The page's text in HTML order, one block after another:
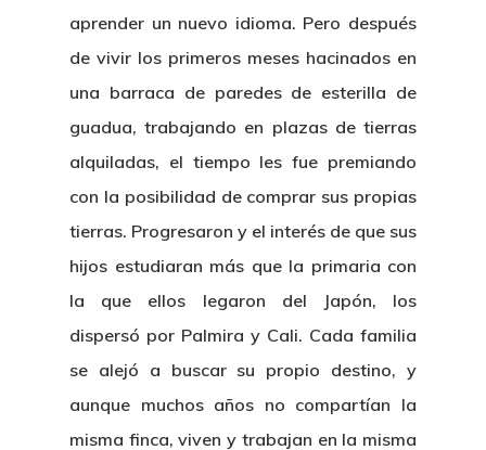
aprender un nuevo idioma. Pero después
de vivir los primeros meses hacinados en
una barraca de paredes de esterilla de
guadua, trabajando en plazas de tierras
alquiladas, el tiempo les fue premiando
con la posibilidad de comprar sus propias
tierras. Progresaron y el interés de que sus
hijos estudiaran más que la primaria con
la que ellos legaron del Japón, los
dispersó por Palmira y Cali. Cada familia
se alejó a buscar su propio destino, y
aunque muchos años no compartían la
misma finca, viven y trabajan en la misma